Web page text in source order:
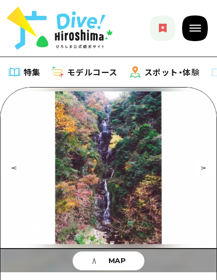
特集 モデルコース スポット・体験
特集
特集一覧
おすすめ
アート
イベント・祭り
グルメ・酒
サイクリング
ショッピング
スポーツ
モデルコース
モデルコース一覧
Dive! Hiroshima 公式ガイド
広島もしもトラベル
あたらしい非日常
広島市周辺
安芸
スポット・体験
スポット・体験一覧
広島市周辺
安芸
備後
備北
イベント
旬情報
お役立ち情報
お役立ち情報一覧
MAP